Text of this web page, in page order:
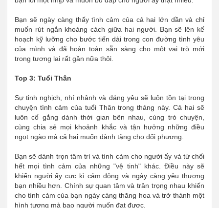
Bạn sẽ ngày càng thấy tình cảm của cả hai lớn dần và chỉ
muốn rút ngắn khoảng cách giữa hai người. Bạn sẽ lên kế
hoạch kỹ lưỡng cho bước tiến dài trong con đường tình yêu
của mình và đã hoàn toàn sẵn sàng cho một vai trò mới
trong tương lai rất gần nữa thôi.
Top 3: Tuổi Thân
Sự tinh nghịch, nhí nhảnh và đáng yêu sẽ luôn tồn tại trong
chuyện tình cảm của tuổi Thân trong tháng này. Cả hai sẽ
luôn cố gắng dành thời gian bên nhau, cùng trò chuyện,
cùng chia sẻ mọi khoảnh khắc và tận hưởng những điều
ngọt ngào mà cả hai muốn dành tặng cho đối phương.
Bạn sẽ dành trọn tâm trí và tình cảm cho người ấy và từ chối
hết mọi tình cảm của những "vệ tinh" khác. Điều này sẽ
khiến người ấy cực kì cảm động và ngày càng yêu thương
bạn nhiều hơn. Chính sự quan tâm và trân trọng nhau khiến
cho tình cảm của bạn ngày càng thăng hoa và trở thành một
hình tượng mà bao người muốn đạt được.